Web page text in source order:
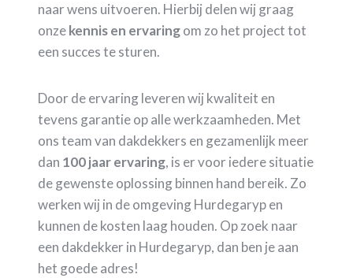
naar wens uitvoeren. Hierbij delen wij graag
onzekennis en ervaringom zo het project tot
een succes te sturen.
Door de ervaring leveren wij kwaliteit en
tevens garantie op alle werkzaamheden. Met
ons team van dakdekkers en gezamenlijk meer
dan 100 jaar ervaring, is er voor iedere situatie
de gewenste oplossing binnen hand bereik. Zo
werken wij in de omgeving Hurdegaryp en
kunnen de kosten laag houden. Op zoek naar
een dakdekker in Hurdegaryp, dan ben je aan
het goede adres!